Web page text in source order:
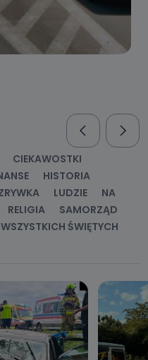
CIEKAWOSTKI
HISTORIA
LUDZIE
NA
RELIGIA
SAMORZĄD
WSZYSTKICH ŚWIĘTYCH